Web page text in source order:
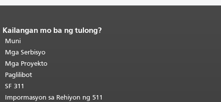
Katapusan ng nilalaman ng
pahina.
pahinang ito ay nauulit sa bawat
pahina.Bumalik sa tuktok ng
pangunahing nilalaman
Kailangan mo ba ng tulong?
Muni
Mga Serbisyo
Mga Proyekto
Paglilibot
SF 311
Impormasyon sa Rehiyon ng 511